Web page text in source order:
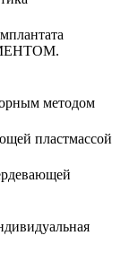
методом
пластмассой